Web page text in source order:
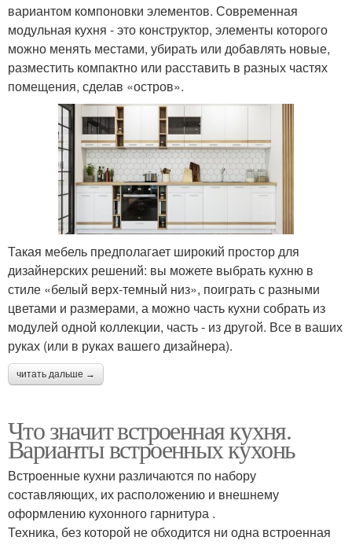
вариантом компоновки элементов. Современная
модульная кухня - это конструктор, элементы которого
можно менять местами, убирать или добавлять новые,
разместить компактно или расставить в разных частях
помещения, сделав «остров».
Такая мебель предполагает широкий простор для
дизайнерских решений: вы можете выбрать кухню в
стиле «белый верх-темный низ», поиграть с разными
цветами и размерами, а можно часть кухни собрать из
модулей одной коллекции, часть - из другой. Все в ваших
руках (или в руках вашего дизайнера).
читать дальше →
Что значит встроенная кухня.
Варианты встроенных кухонь
Встроенные кухни различаются по набору
составляющих, их расположению и внешнему
оформлению кухонного гарнитура .
Техника, без которой не обходится ни одна встроенная